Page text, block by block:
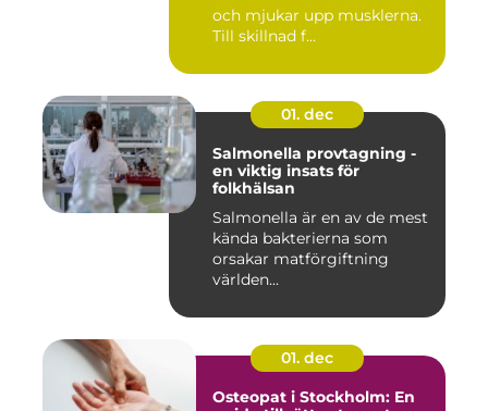
och mjukar upp musklerna.
Till skillnad f...
01. dec
Salmonella provtagning -
en viktig insats för
folkhälsan
Salmonella är en av de mest
kända bakterierna som
orsakar matförgiftning
världen...
01. dec
Osteopat i Stockholm: En